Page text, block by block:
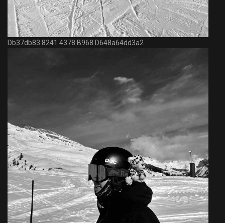
Db37db83 8241 4378 B968 D648a64dd3a2